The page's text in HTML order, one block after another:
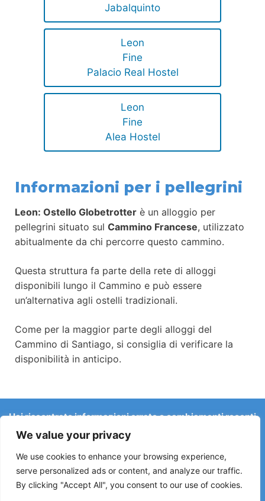
We value your privacy
We use cookies to enhance your browsing experience,
serve personalized ads or content, and analyze our traffic.
By clicking "Accept All", you consent to our use of cookies.
Jabalquinto
Leon
Fine
Palacio Real Hostel
Leon
Fine
Alea Hostel
Informazioni per i pellegrini
Leon: Ostello Globetrotter è un alloggio per
pellegrini situato sul Cammino Francese, utilizzato
abitualmente da chi percorre questo cammino.
Questa struttura fa parte della rete di alloggi
disponibili lungo il Cammino e può essere
un’alternativa agli ostelli tradizionali.
Come per la maggior parte degli alloggi del
Cammino di Santiago, si consiglia di verificare la
disponibilità in anticipo.
Hai riscontrato informazioni errate o cambiamenti recenti
Le segnalazioni su ostelli chiusi, allagamenti, deviazioni,
lavori stradali o altri cambiamenti aiutano a mantenere la
guida aggiornata.